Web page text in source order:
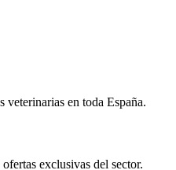
veterinarias en toda España.
exclusivas del sector.